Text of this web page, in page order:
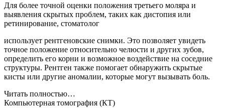
Для более точной оценки положения третьего моляра и
выявления скрытых проблем, таких как дистопия или
ретинирование, стоматолог
использует рентгеновские снимки. Это позволяет увидеть
точное положение относительно челюсти и других зубов,
определить его корни и возможное воздействие на соседние
структуры. Рентген также помогает обнаружить скрытые
кисты или другие аномалии, которые могут вызывать боль.
Читать полностью…
Компьютерная томография (КТ)